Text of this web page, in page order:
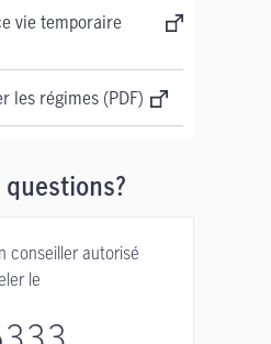
vie temporaire
les régimes (PDF)
questions?
conseiller autorisé
le